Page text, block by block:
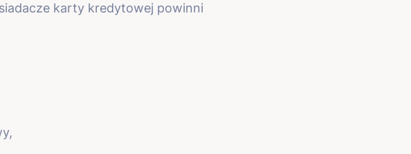
karty kredytowej powinni